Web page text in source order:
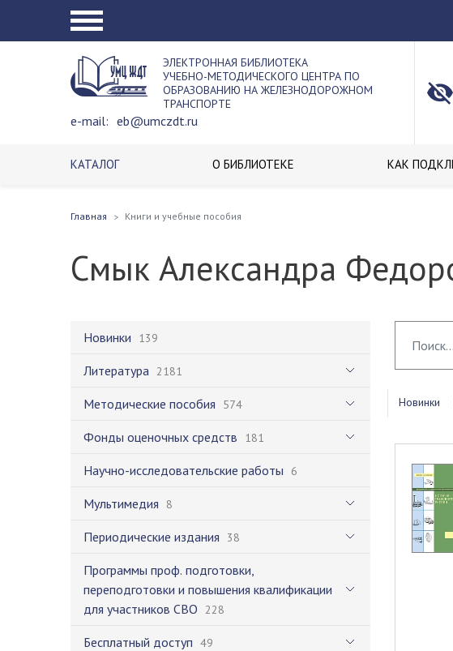
ЭЛЕКТРОННАЯ БИБЛИОТЕКА
УЧЕБНО-МЕТОДИЧЕСКОГО ЦЕНТРА ПО
ОБРАЗОВАНИЮ НА ЖЕЛЕЗНОДОРОЖНОМ
ТРАНСПОРТЕ
e-mail: eb@umczdt.ru
КАТАЛОГ О БИБЛИОТЕКЕ КАК
Главная Книги и учебные пособия
Смык Александра
Новинки 139
Литература 2181
Методические пособия 574
Фонды оценочных средств 181
Научно-исследовательские работы 6
Мультимедия 8
Периодические издания 38
Программы проф. подготовки,
переподготовки и повышения квалификации
для участников СВО 228
Бесплатный доступ 49
Новинки